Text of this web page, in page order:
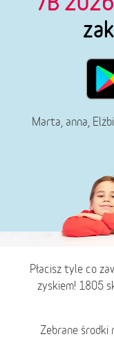
Marta, anna,
Płacisz tyle co
zyskiem! 1805
Zebrane środki